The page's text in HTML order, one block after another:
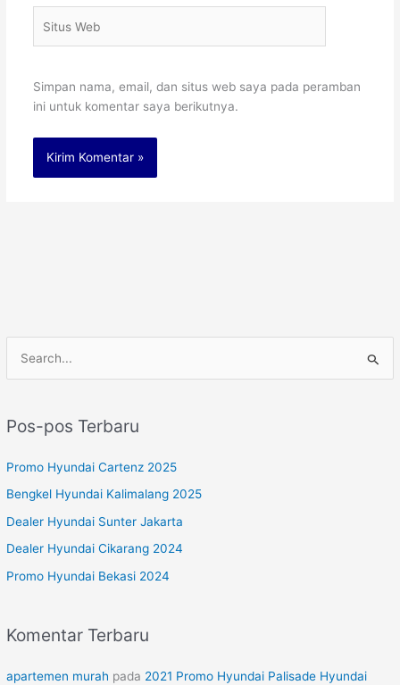
i
u
k
:
Pos-pos Terbaru
Promo Hyundai Cartenz 2025
Bengkel Hyundai Kalimalang 2025
Dealer Hyundai Sunter Jakarta
Dealer Hyundai Cikarang 2024
Promo Hyundai Bekasi 2024
Komentar Terbaru
apartemen murah pada 2021 Promo Hyundai Palisade Hyundai
Web
Simpan nama, email, dan situs web saya pada peramban
ini untuk komentar saya berikutnya.